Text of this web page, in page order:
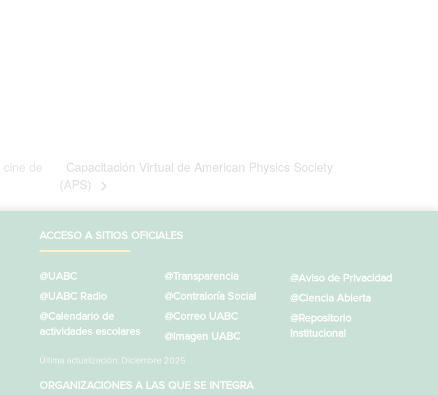
de
Capacitación Virtual de American Physics Society
(APS)
ACCESO A SITIOS OFICIALES
@UABC
@UABC Radio
@Calendario de
actividades escolares
@Transparencia
@Contraloría Social
@Correo UABC
@Imagen UABC
@Aviso de Privacidad
@Ciencia Abierta
@Repositorio
Institucional
Última actualización: Diciembre 2025
ORGANIZACIONES A LAS QUE SE INTEGRA